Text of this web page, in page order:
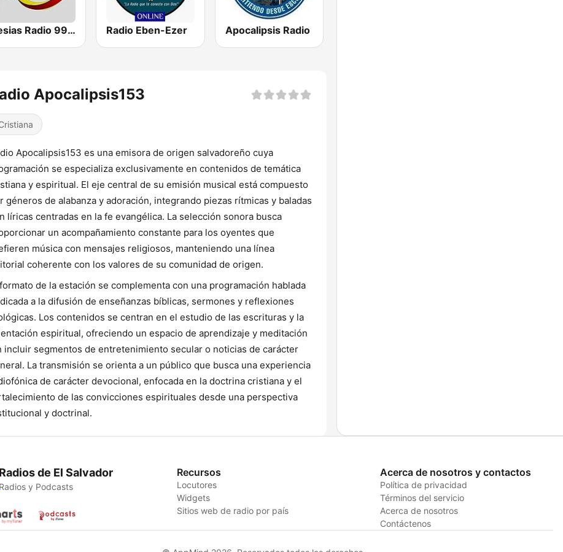
Mesias Radio 99.3 FM Radio Eben-Ezer Apocalipsis Radio
Apocalipsis153
Apocalipsis153 es una emisora de origen salvadoreño cuya
se especializa exclusivamente en contenidos de temática
y espiritual. El eje central de su emisión musical está compuesto
géneros de alabanza y adoración, integrando piezas rítmicas y baladas
líricas centradas en la fe evangélica. La selección sonora busca
un acompañamiento constante para los oyentes que
música con mensajes religiosos, manteniendo una línea
coherente con los valores de su comunidad de origen.
de la estación se complementa con una programación hablada
a la difusión de enseñanzas bíblicas, sermones y reflexiones
Los contenidos se centran en el estudio de las escrituras y la
espiritual, ofreciendo un espacio de aprendizaje y meditación
incluir segmentos de entretenimiento secular o noticias de carácter
La transmisión se orienta a un público que busca una experiencia
de carácter devocional, enfocada en la doctrina cristiana y el
de las convicciones espirituales desde una perspectiva
y doctrinal.
Radios de El Salvador
Radios y Podcasts
Recursos
Locutores
Widgets
Sitios web de radio por país
Acerca de nosotros y contactos
Política de privacidad
Términos del servicio
Acerca de nosotros
Contáctenos